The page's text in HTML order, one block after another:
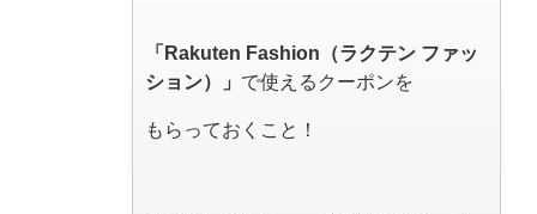
「Rakuten Fashion（ラクテン ファッ
ション）」 で使えるクーポンを
もらっておくこと！